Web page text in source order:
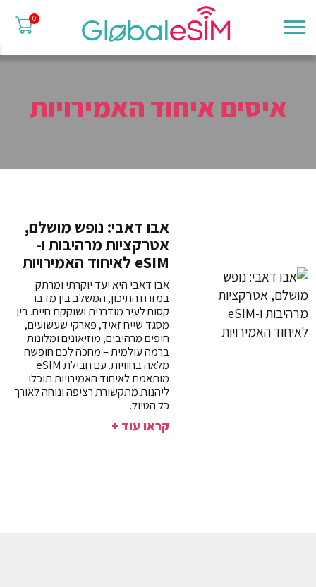
0
איסים איחוד האמירויות
אבו דאבי: נופש מושלם,
אטרקציות מרהיבות ו-
eSIM לאיחוד האמירויות
אבו דאבי היא יעד יוקרתי ומרתק
במזרח התיכון, המשלב בין מדבר
קסום לעיר מודרנית ושוקקת חיים. בין
מסגד שייח זאיד, פארקי שעשועים,
חופים מרהיבים, מוזיאונים ומלונות
ברמה עולמית – מחכה לכם חופשה
מלאה בחוויות. עם חבילת eSIM
מותאמת לאיחוד האמירויות תוכלו
ליהנות מתקשורת רציפה ונוחה לאורך
כל הטיול.
קראו עוד +